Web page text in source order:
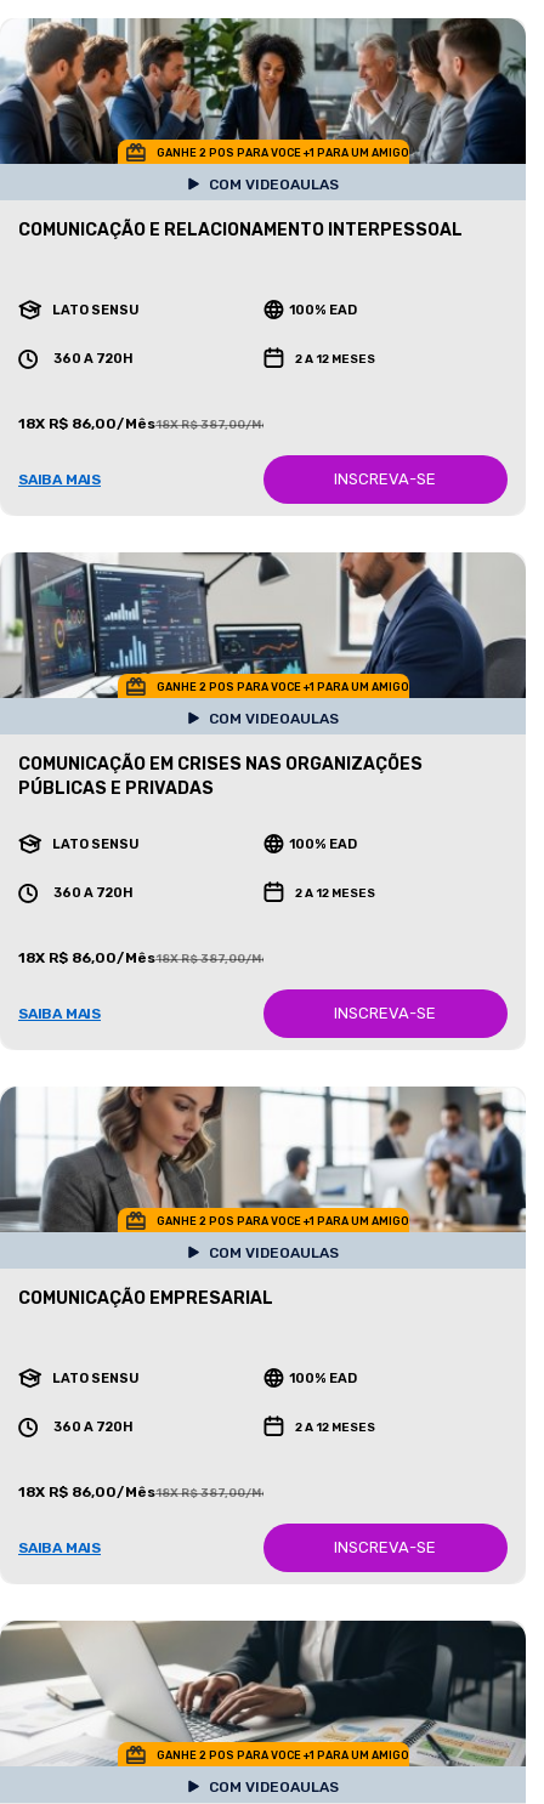
GANHE 2 POS PARA VOCE +1 PARA UM AMIGO
COM VIDEOAULAS
COMUNICAÇÃO E RELACIONAMENTO INTERPESSOAL
LATO SENSU 100% EAD
360 A 720H 2 A 12 MESES
18X R$ 86,00/Mês18X R$ 387,00/Mês
SAIBA MAIS INSCREVA-SE
GANHE 2 POS PARA VOCE +1 PARA UM AMIGO
COM VIDEOAULAS
COMUNICAÇÃO EM CRISES NAS ORGANIZAÇÕES
PÚBLICAS E PRIVADAS
LATO SENSU 100% EAD
360 A 720H 2 A 12 MESES
18X R$ 86,00/Mês18X R$ 387,00/Mês
SAIBA MAIS INSCREVA-SE
GANHE 2 POS PARA VOCE +1 PARA UM AMIGO
COM VIDEOAULAS
COMUNICAÇÃO EMPRESARIAL
LATO SENSU 100% EAD
360 A 720H 2 A 12 MESES
18X R$ 86,00/Mês18X R$ 387,00/Mês
SAIBA MAIS INSCREVA-SE
GANHE 2 POS PARA VOCE +1 PARA UM AMIGO
COM VIDEOAULAS